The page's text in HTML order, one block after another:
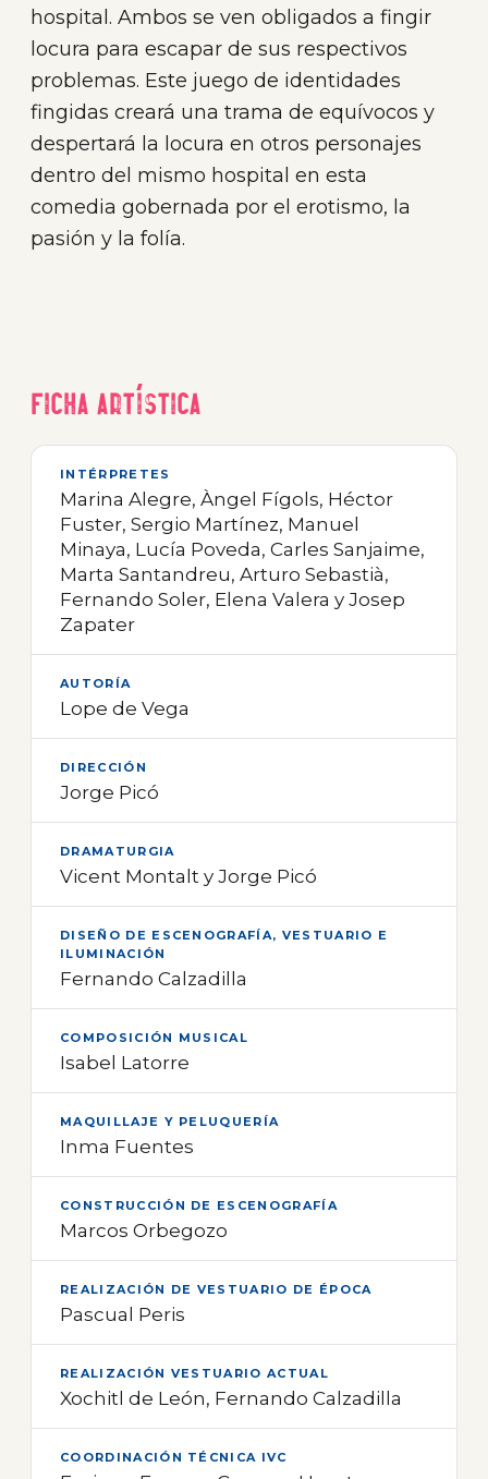
hospital. Ambos se ven obligados a fingir
locura para escapar de sus respectivos
problemas. Este juego de identidades
fingidas creará una trama de equívocos y
despertará la locura en otros personajes
dentro del mismo hospital en esta
comedia gobernada por el erotismo, la
pasión y la folía.
Ficha artística
INTÉRPRETES
Marina Alegre, Àngel Fígols, Héctor
Fuster, Sergio Martínez, Manuel
Minaya, Lucía Poveda, Carles Sanjaime,
Marta Santandreu, Arturo Sebastià,
Fernando Soler, Elena Valera y Josep
Zapater
AUTORÍA
Lope de Vega
DIRECCIÓN
Jorge Picó
DRAMATURGIA
Vicent Montalt y Jorge Picó
DISEÑO DE ESCENOGRAFÍA, VESTUARIO E
ILUMINACIÓN
Fernando Calzadilla
COMPOSICIÓN MUSICAL
Isabel Latorre
MAQUILLAJE Y PELUQUERÍA
Inma Fuentes
CONSTRUCCIÓN DE ESCENOGRAFÍA
Marcos Orbegozo
REALIZACIÓN DE VESTUARIO DE ÉPOCA
Pascual Peris
REALIZACIÓN VESTUARIO ACTUAL
Xochitl de León, Fernando Calzadilla
COORDINACIÓN TÉCNICA IVC